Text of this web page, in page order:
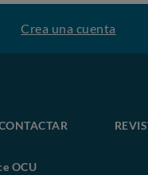
Crea una cuenta
OCU